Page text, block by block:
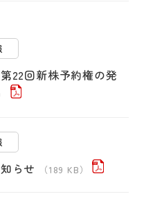
22回新株予約権の発
らせ （189 KB）